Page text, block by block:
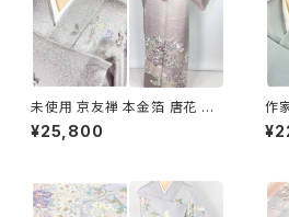
未使用 京友禅 本金箔 唐花 訪
問着 袷 正絹 紫 グレー 白 1165
¥25,800
作
正